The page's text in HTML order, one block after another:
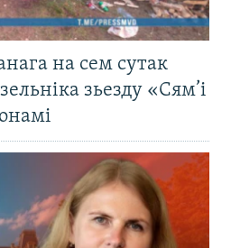
на сем сутак
зьезду «Сям’і